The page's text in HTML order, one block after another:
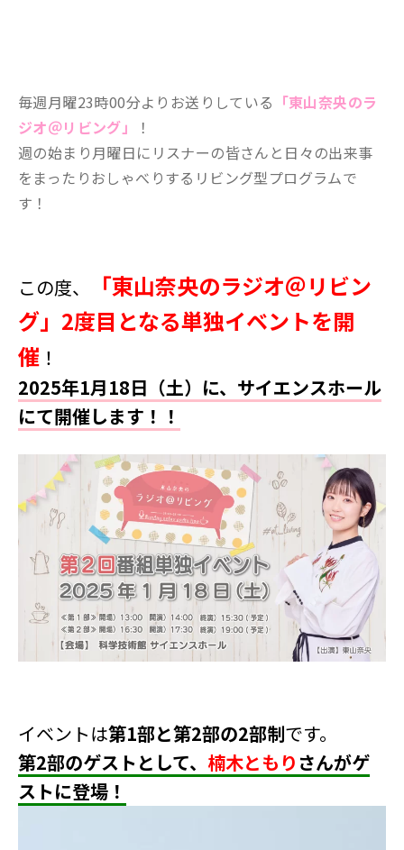
毎週月曜23時00分よりお送りしている 「東山奈央のラ
ジオ＠リビング」
！
週の始まり月曜日にリスナーの皆さんと日々の出来事
をまったりおしゃべりするリビング型プログラムで
す！
この度、
「東山奈央のラジオ＠リビン
グ」2度目となる単独イベントを開
催 ！
2025年1月18日（土） に、サイエンスホール
にて開催します！！
イベントは第1部と第2部の2部制です。
第2部のゲストとして、 楠木ともり さんがゲ
ストに登場！